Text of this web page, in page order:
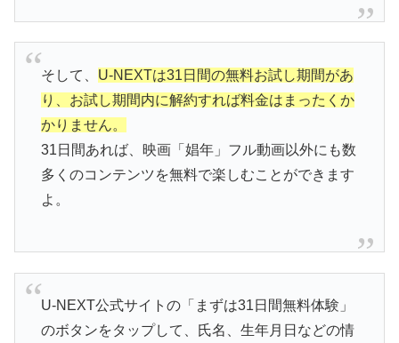
そして、 U-NEXTは31日間の無料お試し期間があ
り、お試し期間内に解約すれば料金はまったくか
かりません。
31日間あれば、映画「娼年」フル動画以外にも数
多くのコンテンツを無料で楽しむことができます
よ。
U-NEXT公式サイトの「まずは31日間無料体験」
のボタンをタップして、氏名、生年月日などの情